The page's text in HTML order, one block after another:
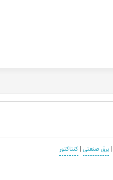
|برق صنعتی |کنتاکتور